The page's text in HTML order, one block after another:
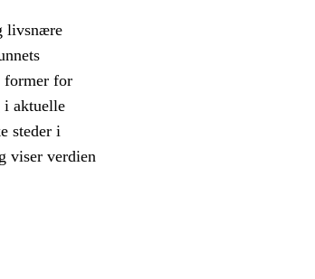
livsnære
former for
i aktuelle
steder i
viser verdien